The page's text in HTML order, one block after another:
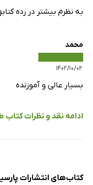
به نظرم بیشتر در رده
محمد
۱۴۰۲/۱۰/۰۲
بسیار عالی و آموزنده
ادامه نقد و نظرات
کتاب‌های انتشارات